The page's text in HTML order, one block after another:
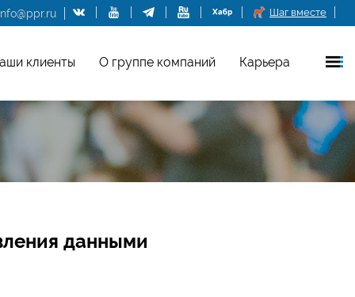
Шаг вместе
клиенты О группе компаний Карьера
данными